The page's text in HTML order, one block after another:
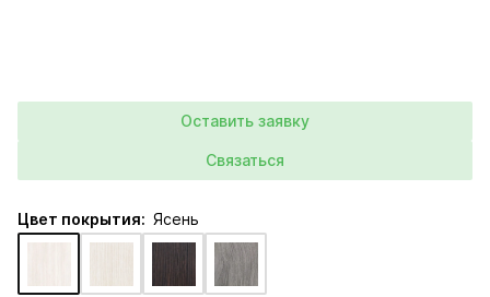
Оставить заявку
Связаться
Цвет покрытия: Ясень